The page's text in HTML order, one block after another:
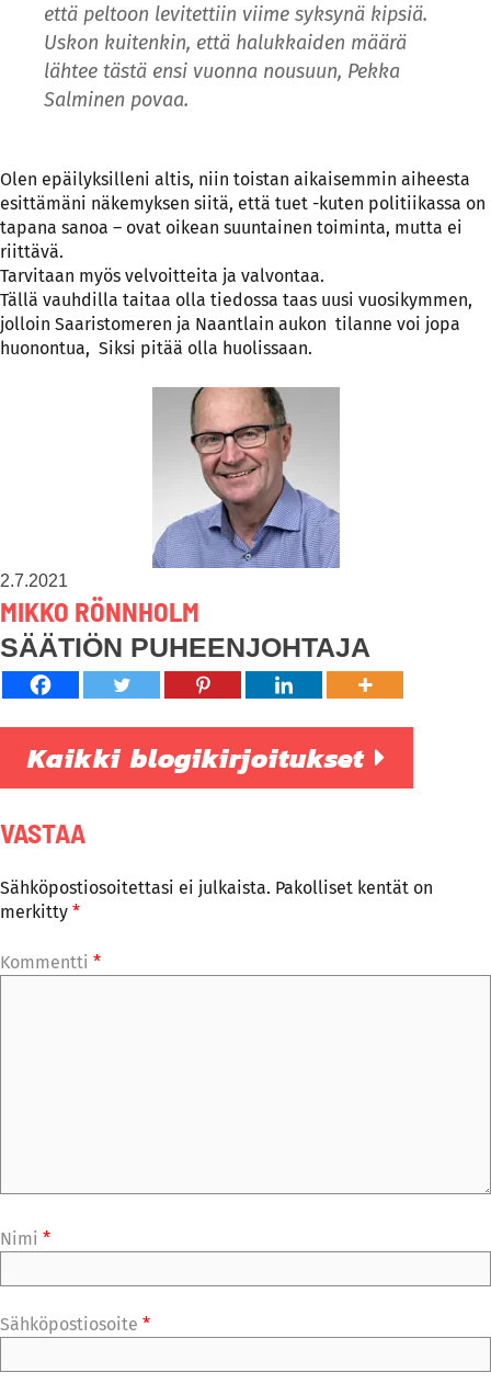
että peltoon levitettiin viime syksynä kipsiä.
Uskon kuitenkin, että halukkaiden määrä
lähtee tästä ensi vuonna nousuun, Pekka
Salminen povaa.
Olen epäilyksilleni altis, niin toistan aikaisemmin aiheesta
esittämäni näkemyksen siitä, että tuet -kuten politiikassa on
tapana sanoa – ovat oikean suuntainen toiminta, mutta ei
riittävä.
Tarvitaan myös velvoitteita ja valvontaa.
Tällä vauhdilla taitaa olla tiedossa taas uusi vuosikymmen,
jolloin Saaristomeren ja Naantlain aukon tilanne voi jopa
huonontua, Siksi pitää olla huolissaan.
2.7.2021
MIKKO RÖNNHOLM
SÄÄTIÖN PUHEENJOHTAJA
Kaikki blogikirjoitukset
VASTAA
Sähköpostiosoitettasi ei julkaista. Pakolliset kentät on
merkitty *
Kommentti *
Nimi *
Sähköpostiosoite *